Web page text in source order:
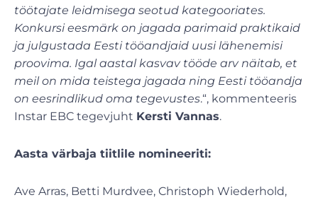
töötajate leidmisega seotud kategooriates.
Konkursi eesmärk on jagada parimaid praktikaid
ja julgustada Eesti tööandjaid uusi lähenemisi
proovima. Igal aastal kasvav tööde arv näitab, et
meil on mida teistega jagada ning Eesti tööandja
on eesrindlikud oma tegevustes.“, kommenteeris
Instar EBC tegevjuht Kersti Vannas.
Aasta värbaja tiitlile nomineeriti:
Ave Arras, Betti Murdvee, Christoph Wiederhold,